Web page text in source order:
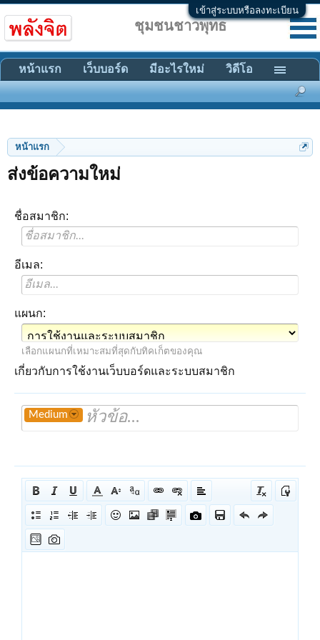
เข้าสู่ระบบหรือลงทะเบียน
หน้าแรก
ส่งข้อความใหม่
ชื่อสมาชิก:
อีเมล:
แผนก:
เลือกแผนกที่เหมาะสมที่สุดกับทิคเก็ตของคุณ
เกี่ยวกับการใช้งานเว็บบอร์ดและระบบสมาชิก
Medium
ชุมชนชาวพุทธ
หน้าแรก เว็บบอร์ด มีอะไรใหม่ วิดีโอ